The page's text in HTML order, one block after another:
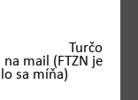
Turčo
mail (FTZN je
sa míňa)